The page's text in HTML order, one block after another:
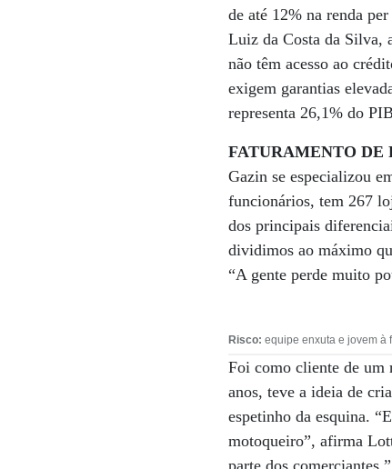
de até 12% na renda
Luiz da Costa da Silva,
não têm acesso ao
exigem garantias
representa 26,1% do
FATURAMENTO DE
Gazin se especializou
funcionários, tem 267
dos principais
dividimos ao máximo
“A gente perde muito
Risco: equipe enxuta e jovem à
Foi como cliente de um
anos, teve a ideia de
espetinho da esquina.
motoqueiro”, afirma
parte dos comerciantes.”